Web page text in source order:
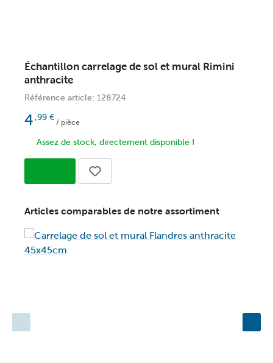
Échantillon carrelage de sol et mural Rimini
anthracite
Référence article: 128724
4 ,99€
/ pièce
Assez de stock, directement disponible !
Articles comparables de notre assortiment